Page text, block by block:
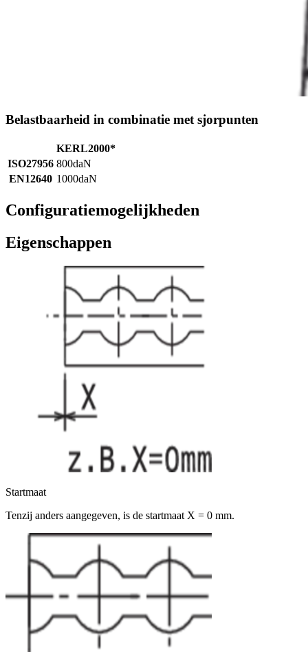
Belastbaarheid in combinatie met sjorpunten
KERL2000*
ISO27956 800daN
EN12640 1000daN
Configuratiemogelijkheden
Eigenschappen
Startmaat
Tenzij anders aangegeven, is de startmaat X = 0 mm.